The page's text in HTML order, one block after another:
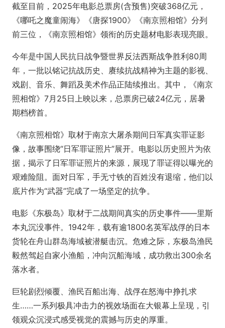
截至目前，2025年电影总票房(含预售)突破368亿元，
《哪吒之魔童闹海》《唐探1900》《南京照相馆》分列
前三位，《南京照相馆》领衔的历史题材电影表现亮眼。
今年是中国人民抗日战争暨世界反法西斯战争胜利80周
年，一批以铭记抗战历史、赓续抗战精神为主题的影视、
戏剧、音乐、舞蹈及美术作品正陆续推出。其中，《南京
照相馆》7月25日上映以来，总票房已破24亿元，居暑
期档榜首。
《南京照相馆》取材于南京大屠杀期间日军真实罪证影
像，故事围绕“日军罪证照片”展开。电影以历史照片为依
据，揭示了日军罪证照片的来源，展现了罪证得以曝光的
艰难险阻。面对日军，手无寸铁的百姓没有退缩，他们以
底片作为“武器”完成了一场坚定的抗争。
电影《东极岛》取材于二战期间真实的历史事件——里斯
本丸沉没事件。1942年，载有逾1800名英军战俘的日本
货轮在舟山群岛海域被潜艇击沉。危难之际，东极岛渔民
毅然驾起自家小渔船，冲向沉船海域，成功救出300余名
落水者。
巨轮剧烈倾覆、渔民百船出海、战俘在怒海中挣扎求
生……一系列极具冲击力的视效场面在大银幕上呈现，引
领观众沉浸式感受视觉的震撼与历史的厚重。